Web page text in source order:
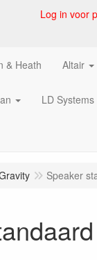
Log in voor
& Heath Altair
LD Systems
Speaker